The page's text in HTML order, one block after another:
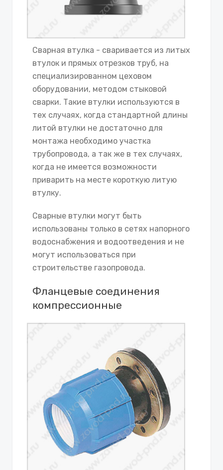
Сварная втулка - сваривается из литых
втулок и прямых отрезков труб, на
специализированном цеховом
оборудовании, методом стыковой
сварки. Такие втулки используются в
тех случаях, когда стандартной длины
литой втулки не достаточно для
монтажа необходимо участка
трубопровода, а так же в тех случаях,
когда не имеется возможности
приварить на месте короткую литую
втулку.
Сварные втулки могут быть
использованы только в сетях напорного
водоснабжения и водоотведения и не
могут использоваться при
строительстве газопровода.
Фланцевые соединения
компрессионные